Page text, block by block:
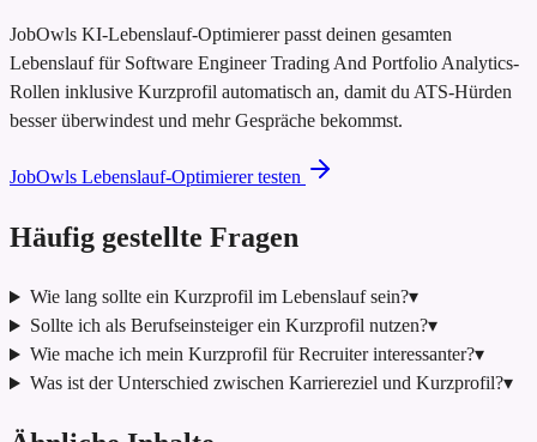
JobOwls KI-Lebenslauf-Optimierer passt deinen gesamten
Lebenslauf für Software Engineer Trading And Portfolio Analytics-
Rollen inklusive Kurzprofil automatisch an, damit du ATS-Hürden
besser überwindest und mehr Gespräche bekommst.
JobOwls Lebenslauf-Optimierer testen
Häufig gestellte Fragen
Wie lang sollte ein Kurzprofil im Lebenslauf sein?▾
Sollte ich als Berufseinsteiger ein Kurzprofil nutzen?▾
Wie mache ich mein Kurzprofil für Recruiter interessanter?▾
Was ist der Unterschied zwischen Karriereziel und Kurzprofil?▾